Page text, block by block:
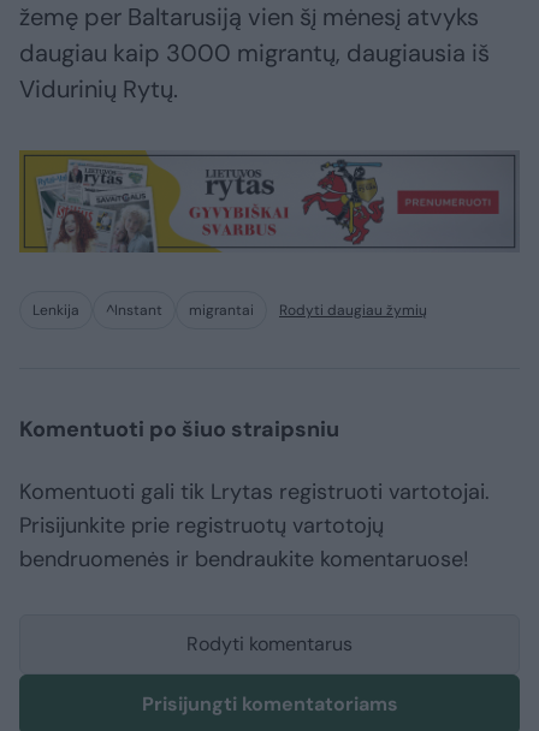
žemę per Baltarusiją vien šį mėnesį atvyks
daugiau kaip 3000 migrantų, daugiausia iš
Vidurinių Rytų.
Lenkija ^Instant migrantai Rodyti daugiau žymių
Komentuoti po šiuo straipsniu
Komentuoti gali tik Lrytas registruoti vartotojai.
Prisijunkite prie registruotų vartotojų
bendruomenės ir bendraukite komentaruose!
Rodyti komentarus
Prisijungti komentatoriams